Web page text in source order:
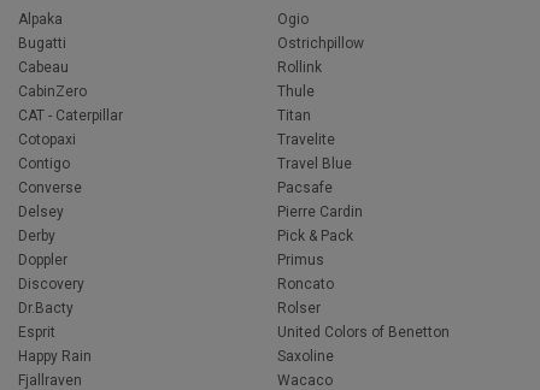
Alpaka
Bugatti
Cabeau
CabinZero
CAT - Caterpillar
Cotopaxi
Contigo
Converse
Delsey
Derby
Doppler
Discovery
Dr.Bacty
Esprit
Happy Rain
Fjallraven
Ogio
Ostrichpillow
Rollink
Thule
Titan
Travelite
Travel Blue
Pacsafe
Pierre Cardin
Pick & Pack
Primus
Roncato
Rolser
United Colors of Benetton
Saxoline
Wacaco